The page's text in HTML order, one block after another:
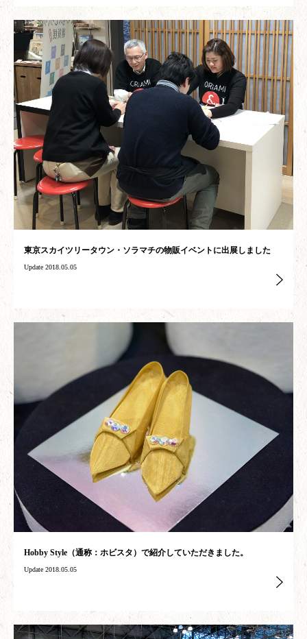
東京スカイツリータウン・ソラマチの物販イベントに出展しました
Update 2018.05.05
Hobby Style（通称：ホビスタ）で紹介していただきました。
Update 2018.05.05